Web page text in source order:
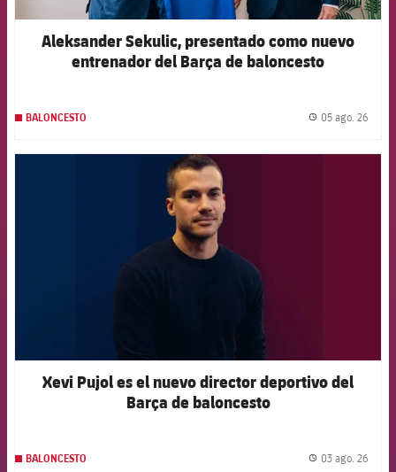
Aleksander Sekulic, presentado como nuevo
entrenador del Barça de baloncesto
BALONCESTO 05 ago. 26
FCB Barcelona badge
Xevi Pujol es el nuevo director deportivo del
Barça de baloncesto
BALONCESTO 03 ago. 26